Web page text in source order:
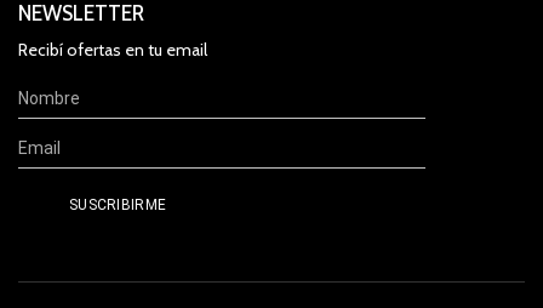
NEWSLETTER
Recibí ofertas en tu email